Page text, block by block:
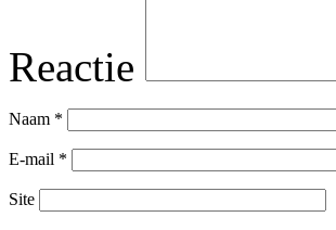
Reactie
Naam *
E-mail *
Site